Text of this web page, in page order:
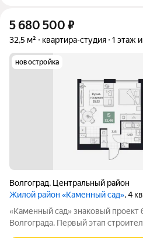
5 680 500 ₽
32,5 м² квартира-студия 1 этаж
новостройка
Волгоград, Центральный район
Жилой район «Каменный сад», 4
«Каменный сад» знаковый проект бизнес-класса в центре
Волгограда. Первый этап строительства